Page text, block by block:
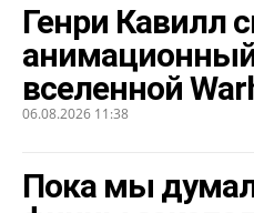
Генри Кавилл
вселенной
06.08.2026 11:38
Пока мы